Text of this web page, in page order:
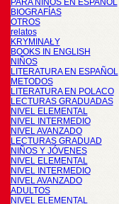
PARA NIÑOS EN ESPAÑOL
BIOGRAFÍAS
OTROS
relatos
KRYMINAŁY
BOOKS IN ENGLISH
NIÑOS
LITERATURA EN ESPAÑOL
METODOS
LITERATURA EN POLACO
LECTURAS GRADUADAS
NIVEL ELEMENTAL
NIVEL INTERMEDIO
NIVEL AVANZADO
LECTURAS GRADUAD
NIÑOS Y JÓVENES
NIVEL ELEMENTAL
NIVEL INTERMEDIO
NIVEL AVANZADO
ADULTOS
NIVEL ELEMENTAL